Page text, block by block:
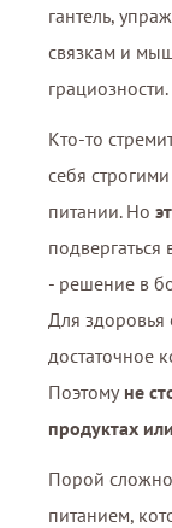
гантель,
связкам и
грациозности.
Кто-то
себя
питании. Но
- решение в
Для здоровья
достаточное
Поэтому не
продуктах
Порой
питанием,